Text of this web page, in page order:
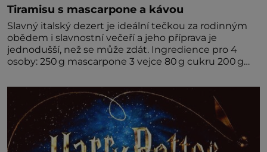
Tiramisu s mascarpone a kávou
Slavný italský dezert je ideální tečkou za rodinným
obědem i slavnostní večeří a jeho příprava je
jednodušší, než se může zdát. Ingredience pro 4
osoby: 250 g mascarpone 3 vejce 80 g cukru 200 g
amaretta kakao na posypání Postup: Oddělte
žloutky od bílků. Žloutky vyšlehejte s cukrem do
světlé pěny a postupně do nich vmíchejte
mascarpone, aby vznikl hladký